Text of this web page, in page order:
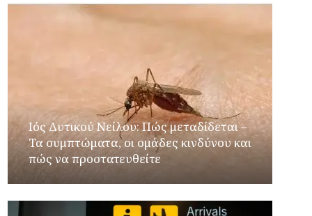
Ιός Δυτικού Νείλου: Πώς μεταδίδεται –
Τα συμπτώματα, οι ομάδες κινδύνου και
πώς να προστατευθείτε